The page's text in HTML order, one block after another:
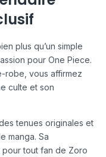
plus qu’un simple
pour One Piece.
robe, vous affirmez
culte et son
tenues originales et
manga. Sa
tout fan de Zoro